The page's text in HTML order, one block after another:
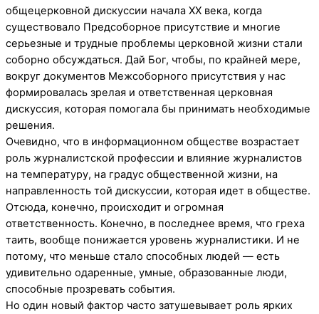
общецерковной дискуссии начала ХХ века, когда
существовало Предсоборное присутствие и многие
серьезные и трудные проблемы церковной жизни стали
соборно обсуждаться. Дай Бог, чтобы, по крайней мере,
вокруг документов Межсоборного присутствия у нас
формировалась зрелая и ответственная церковная
дискуссия, которая помогала бы принимать необходимые
решения.
Очевидно, что в информационном обществе возрастает
роль журналистской профессии и влияние журналистов
на температуру, на градус общественной жизни, на
направленность той дискуссии, которая идет в обществе.
Отсюда, конечно, происходит и огромная
ответственность. Конечно, в последнее время, что греха
таить, вообще понижается уровень журналистики. И не
потому, что меньше стало способных людей — есть
удивительно одаренные, умные, образованные люди,
способные прозревать события.
Но один новый фактор часто затушевывает роль ярких